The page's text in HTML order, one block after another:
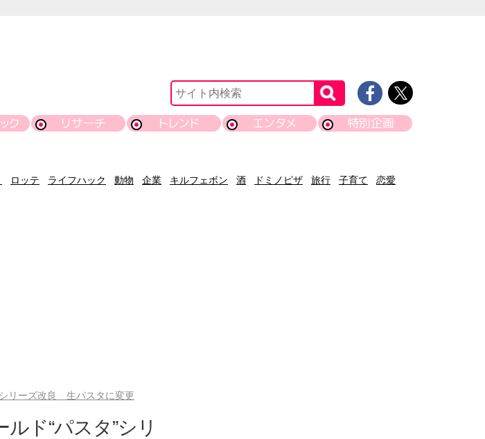
ク リサーチ トレンド エンタメ 特別企画
ロッテ ライフハック 動物 企業 キルフェボン 酒 ドミノピザ 旅行 子育て 恋愛
シリーズ改良 生パスタに変更
ド“パスタ”シリ